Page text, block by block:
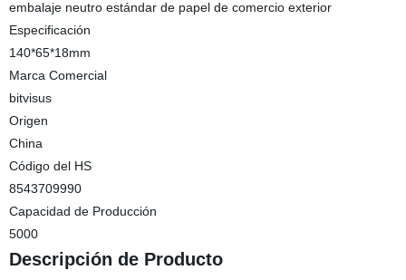
embalaje neutro estándar de papel de comercio exterior
Especificación
140*65*18mm
Marca Comercial
bitvisus
Origen
China
Código del HS
8543709990
Capacidad de Producción
5000
Descripción de Producto